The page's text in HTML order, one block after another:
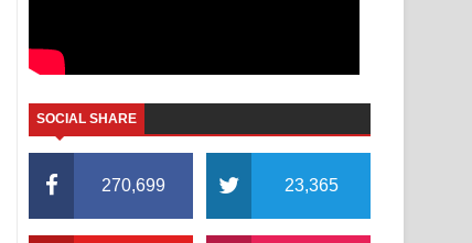
SOCIAL SHARE
270,699 23,365